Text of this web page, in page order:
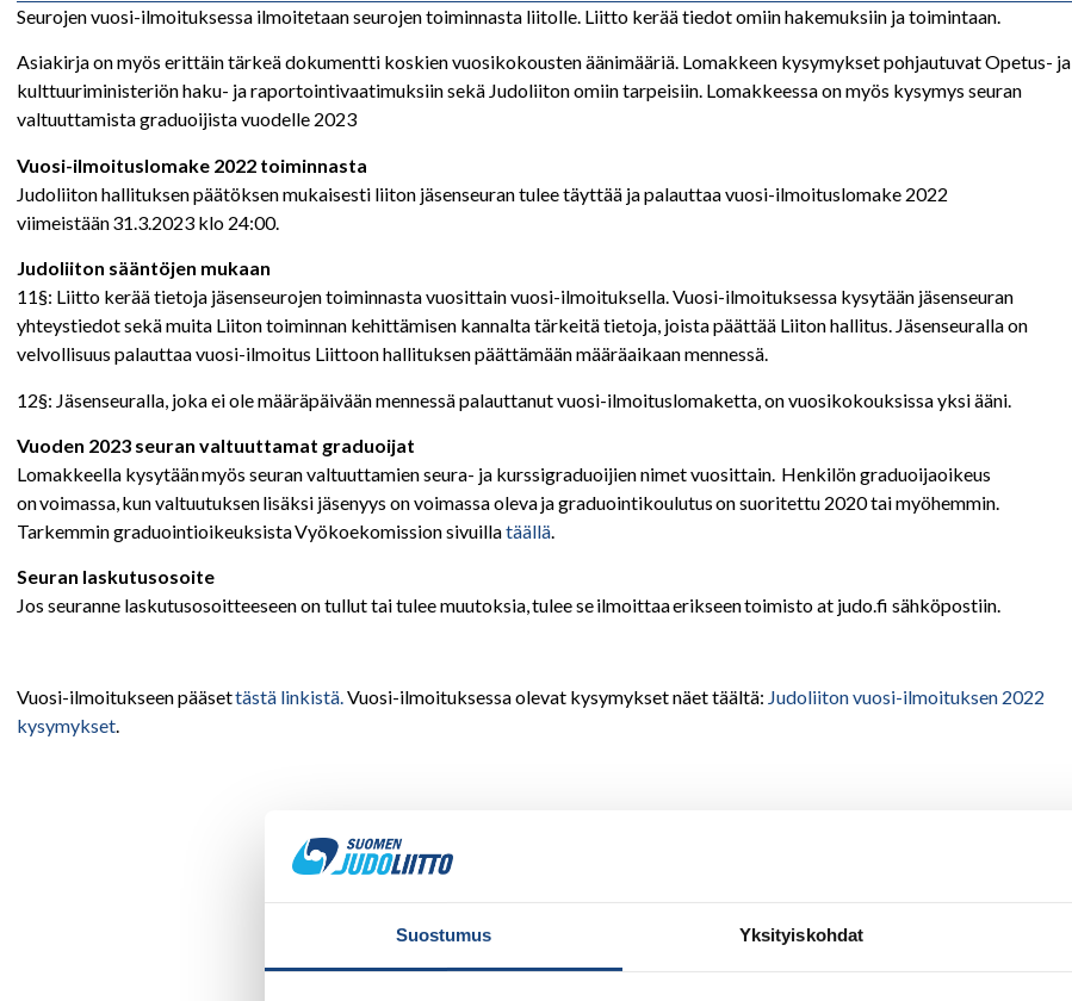
Suostumus Yksityiskohdat
Seurojen vuosi-ilmoituksessa ilmoitetaan seurojen toiminnasta liitolle. Liitto kerää tiedot omiin hakemuksiin ja toimintaan.
Asiakirja on myös erittäin tärkeä dokumentti koskien vuosikokousten äänimääriä. Lomakkeen kysymykset pohjautuvat Opetus- ja
kulttuuriministeriön haku- ja raportointivaatimuksiin sekä Judoliiton omiin tarpeisiin. Lomakkeessa on myös kysymys seuran
valtuuttamista graduoijista vuodelle 2023
Vuosi-ilmoituslomake 2022 toiminnasta
Judoliiton hallituksen päätöksen mukaisesti liiton jäsenseuran tulee täyttää ja palauttaa vuosi-ilmoituslomake 2022
viimeistään 31.3.2023 klo 24:00.
Judoliiton sääntöjen mukaan
11§: Liitto kerää tietoja jäsenseurojen toiminnasta vuosittain vuosi-ilmoituksella. Vuosi-ilmoituksessa kysytään jäsenseuran
yhteystiedot sekä muita Liiton toiminnan kehittämisen kannalta tärkeitä tietoja, joista päättää Liiton hallitus. Jäsenseuralla on
velvollisuus palauttaa vuosi-ilmoitus Liittoon hallituksen päättämään määräaikaan mennessä.
12§: Jäsenseuralla, joka ei ole määräpäivään mennessä palauttanut vuosi-ilmoituslomaketta, on vuosikokouksissa yksi ääni.
Vuoden 2023 seuran valtuuttamat graduoijat
Lomakkeella kysytään myös seuran valtuuttamien seura- ja kurssigraduoijien nimet vuosittain. Henkilön graduoijaoikeus
on voimassa, kun valtuutuksen lisäksi jäsenyys on voimassa oleva ja graduointikoulutus on suoritettu 2020 tai myöhemmin.
Tarkemmin graduointioikeuksista Vyökoekomission sivuillatäällä.
Seuran laskutusosoite
Jos seuranne laskutusosoitteeseen on tullut tai tulee muutoksia, tulee se ilmoittaa erikseen toimisto at judo.fi sähköpostiin.
Vuosi-ilmoitukseen pääsettästä linkistä.Vuosi-ilmoituksessa olevat kysymykset näet täältä: Judoliiton vuosi-ilmoituksen 2022
kysymykset.